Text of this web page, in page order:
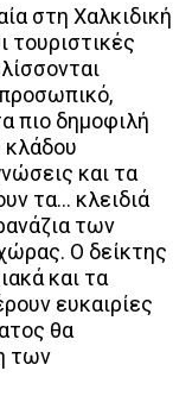
στη Χαλκιδική
τουριστικές
πιο δημοφιλή
κλάδου
και τα
τα… κλειδιά
των
Ο δείκτης
και τα
ευκαιρίες
θα
των